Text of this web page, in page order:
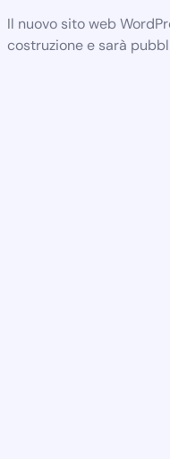
Il nuovo sito web
costruzione e sarà